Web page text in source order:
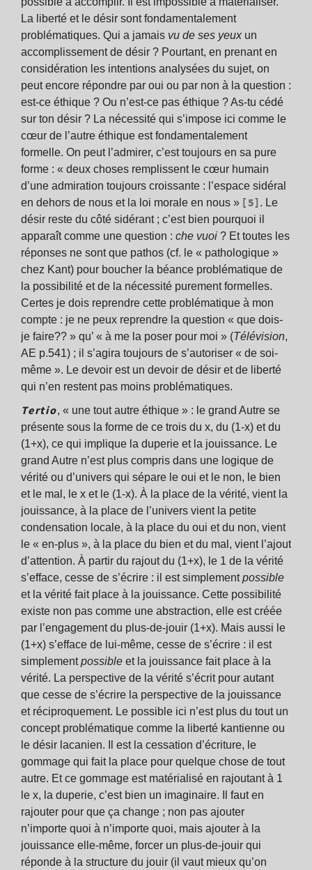
La liberté et le désir sont fondamentalement
problématiques. Qui a jamais vu de ses yeuxun
accomplissement de désir ? Pourtant, en prenant en
considération les intentions analysées du sujet, on
peut encore répondre par oui ou par non à la question :
est-ce éthique ? Ou n’est-ce pas éthique ? As-tu cédé
sur ton désir ? La nécessité qui s’impose ici comme le
cœur de l’autre éthique est fondamentalement
formelle. On peut l’admirer, c’est toujours en sa pure
forme : « deux choses remplissent le cœur humain
d’une admiration toujours croissante : l’espace sidéral
en dehors de nous et la loi morale en nous » [5] . Le
désir reste du côté sidérant ; c’est bien pourquoi il
apparaît comme une question : che vuoi ? Et toutes les
réponses ne sont que pathos (cf. le « pathologique »
chez Kant) pour boucher la béance problématique de
la possibilité et de la nécessité purement formelles.
Certes je dois reprendre cette problématique à mon
compte : je ne peux reprendre la question « que dois-
je faire?? » qu’ « à me la poser pour moi » (Télévision,
AE p.541) ; il s’agira toujours de s’autoriser « de soi-
même ». Le devoir est un devoir de désir et de liberté
qui n’en restent pas moins problématiques.
Tertio, « une tout autre éthique » : le grand Autre se
présente sous la forme de ce trois du x, du (1-x) et du
(1+x), ce qui implique la duperie et la jouissance. Le
grand Autre n’est plus compris dans une logique de
vérité ou d’univers qui sépare le oui et le non, le bien
et le mal, le x et le (1-x). À la place de la vérité, vient la
jouissance, à la place de l’univers vient la petite
condensation locale, à la place du oui et du non, vient
le « en-plus », à la place du bien et du mal, vient l’ajout
d’attention. À partir du rajout du (1+x), le 1 de la vérité
s’efface, cesse de s’écrire : il est simplementpossible
et la vérité fait place à la jouissance. Cette possibilité
existe non pas comme une abstraction, elle est créée
par l’engagement du plus-de-jouir (1+x). Mais aussi le
(1+x) s’efface de lui-même, cesse de s’écrire : il est
simplementpossible et la jouissance fait place à la
vérité. La perspective de la vérité s’écrit pour autant
que cesse de s’écrire la perspective de la jouissance
et réciproquement. Le possible ici n’est plus du tout un
concept problématique comme la liberté kantienne ou
le désir lacanien. Il est la cessation d’écriture, le
gommage qui fait la place pour quelque chose de tout
autre. Et ce gommage est matérialisé en rajoutant à 1
le x, la duperie, c’est bien un imaginaire. Il faut en
rajouter pour que ça change ; non pas ajouter
n’importe quoi à n’importe quoi, mais ajouter à la
jouissance elle-même, forcer un plus-de-jouir qui
réponde à la structure du jouir (il vaut mieux qu’on